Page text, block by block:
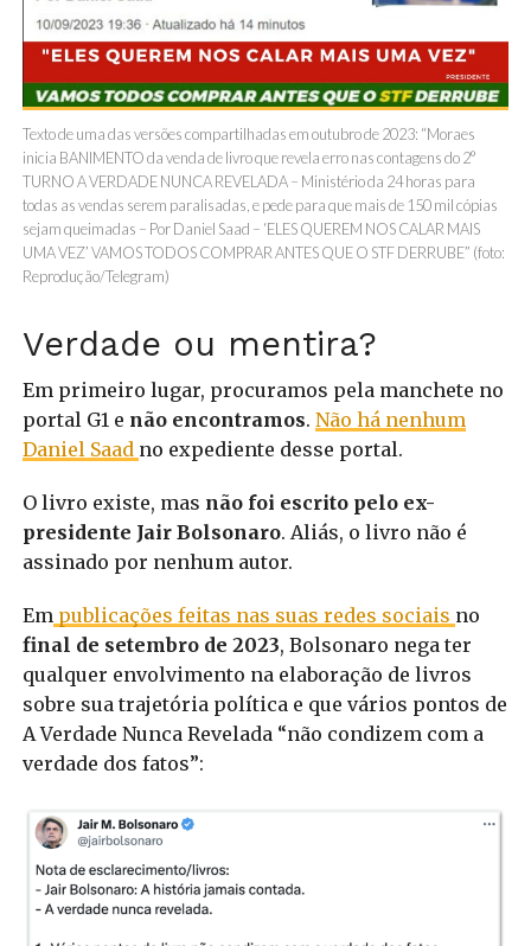
Texto de uma das versões compartilhadas em outubro de 2023: “Moraes
inicia BANIMENTO da venda de livro que revela erro nas contagens do 2°
TURNO A VERDADE NUNCA REVELADA – Ministério da 24 horas para
todas as vendas serem paralisadas, e pede para que mais de 150 mil cópias
sejam queimadas – Por Daniel Saad – ‘ELES QUEREM NOS CALAR MAIS
UMA VEZ’ VAMOS TODOS COMPRAR ANTES QUE O STF DERRUBE” (foto:
Reprodução/Telegram)
Verdade ou mentira?
Em primeiro lugar, procuramos pela manchete no
portal G1 e não encontramos. Não há nenhum
Daniel Saad no expediente desse portal.
O livro existe, mas não foi escrito pelo ex-
presidente Jair Bolsonaro. Aliás, o livro não é
assinado por nenhum autor.
Em publicações feitas nas suas redes sociais no
final de setembro de 2023, Bolsonaro nega ter
qualquer envolvimento na elaboração de livros
sobre sua trajetória política e que vários pontos de
A Verdade Nunca Revelada “não condizem com a
verdade dos fatos”: